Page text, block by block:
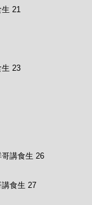
21
23
講食生 26
食生 27